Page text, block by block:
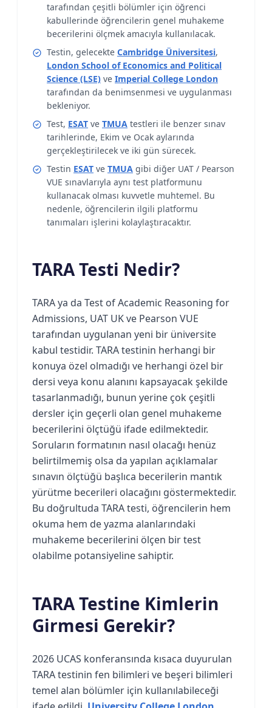
tarafından çeşitli bölümler için öğrenci
kabullerinde öğrencilerin genel muhakeme
becerilerini ölçmek amacıyla kullanılacak.
Testin, gelecekte Cambridge Üniversitesi,
London School of Economics and Political
Science (LSE) ve Imperial College London
tarafından da benimsenmesi ve uygulanması
bekleniyor.
Test, ESAT ve TMUA testleri ile benzer sınav
tarihlerinde, Ekim ve Ocak aylarında
gerçekleştirilecek ve iki gün sürecek.
Testin ESAT ve TMUA gibi diğer UAT / Pearson
VUE sınavlarıyla aynı test platformunu
kullanacak olması kuvvetle muhtemel. Bu
nedenle, öğrencilerin ilgili platformu
tanımaları işlerini kolaylaştıracaktır.
TARA Testi Nedir?
TARA ya da Test of Academic Reasoning for
Admissions, UAT UK ve Pearson VUE
tarafından uygulanan yeni bir üniversite
kabul testidir. TARA testinin herhangi bir
konuya özel olmadığı ve herhangi özel bir
dersi veya konu alanını kapsayacak şekilde
tasarlanmadığı, bunun yerine çok çeşitli
dersler için geçerli olan genel muhakeme
becerilerini ölçtüğü ifade edilmektedir.
Soruların formatının nasıl olacağı henüz
belirtilmemiş olsa da yapılan açıklamalar
sınavın ölçtüğü başlıca becerilerin mantık
yürütme becerileri olacağını göstermektedir.
Bu doğrultuda TARA testi, öğrencilerin hem
okuma hem de yazma alanlarındaki
muhakeme becerilerini ölçen bir test
olabilme potansiyeline sahiptir.
TARA Testine Kimlerin
Girmesi Gerekir?
2026 UCAS konferansında kısaca duyurulan
TARA testinin fen bilimleri ve beşeri bilimleri
temel alan bölümler için kullanılabileceği